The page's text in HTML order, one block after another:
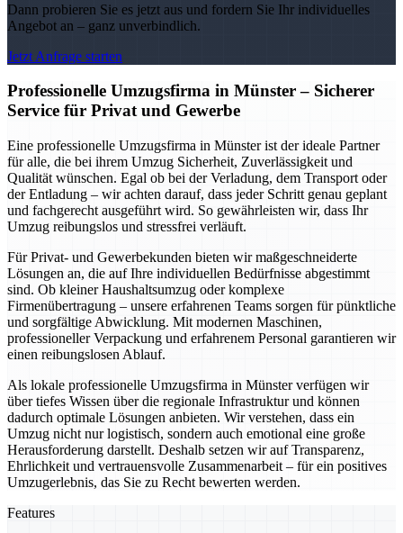
Dann probieren Sie es jetzt aus und fordern Sie Ihr individuelles
Angebot an – ganz unverbindlich.
Jetzt Anfrage starten
Professionelle Umzugsfirma in Münster – Sicherer
Service für Privat und Gewerbe
Eine professionelle Umzugsfirma in Münster ist der ideale Partner
für alle, die bei ihrem Umzug Sicherheit, Zuverlässigkeit und
Qualität wünschen. Egal ob bei der Verladung, dem Transport oder
der Entladung – wir achten darauf, dass jeder Schritt genau geplant
und fachgerecht ausgeführt wird. So gewährleisten wir, dass Ihr
Umzug reibungslos und stressfrei verläuft.
Für Privat- und Gewerbekunden bieten wir maßgeschneiderte
Lösungen an, die auf Ihre individuellen Bedürfnisse abgestimmt
sind. Ob kleiner Haushaltsumzug oder komplexe
Firmenübertragung – unsere erfahrenen Teams sorgen für pünktliche
und sorgfältige Abwicklung. Mit modernen Maschinen,
professioneller Verpackung und erfahrenem Personal garantieren wir
einen reibungslosen Ablauf.
Als lokale professionelle Umzugsfirma in Münster verfügen wir
über tiefes Wissen über die regionale Infrastruktur und können
dadurch optimale Lösungen anbieten. Wir verstehen, dass ein
Umzug nicht nur logistisch, sondern auch emotional eine große
Herausforderung darstellt. Deshalb setzen wir auf Transparenz,
Ehrlichkeit und vertrauensvolle Zusammenarbeit – für ein positives
Umzugerlebnis, das Sie zu Recht bewerten werden.
Features